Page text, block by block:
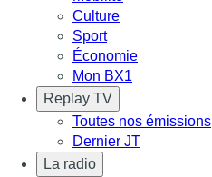
Culture
Sport
Économie
Mon BX1
Replay TV
Toutes nos émissions
Dernier JT
La radio